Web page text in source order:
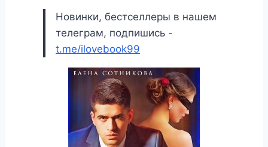
Новинки, бестселлеры в нашем
телеграм, подпишись -
t.me/ilovebook99